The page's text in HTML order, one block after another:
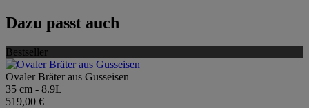
Dazu passt auch
Bestseller
Ovaler Bräter aus Gusseisen
35 cm - 8.9L
519,00 €